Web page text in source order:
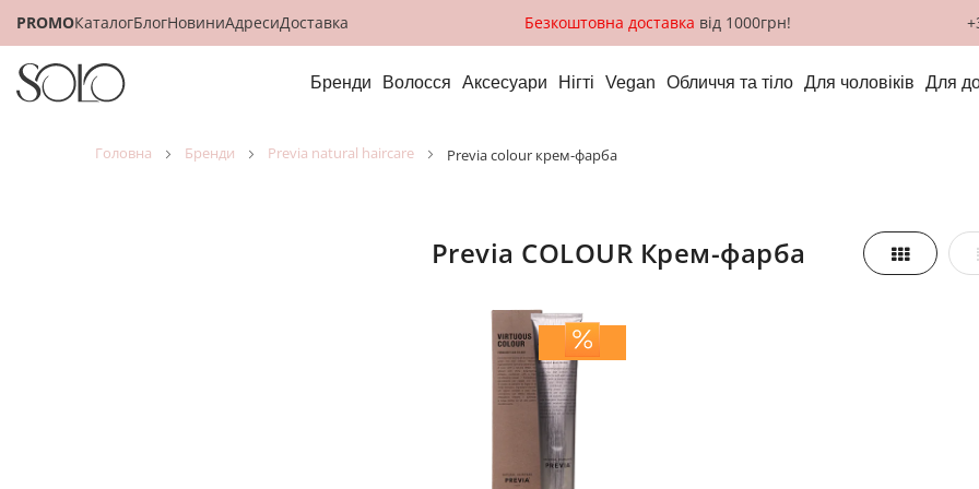
PROMOКаталогБлогНовиниАдресиДоставка Безкоштовна доставка від 1000грн!
Бренди Волосся Аксесуари Нігті Vegan Обличчя та тіло Для чоловіків Для
головна бренди previa natural haircare previa colour крем-фарба
Previa COLOUR Крем-фарба
Відобразити
Таблиця